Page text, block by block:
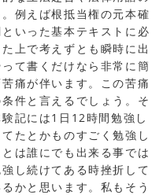
例えば根抵当権の元本確
いった基本テキストに必
上で考えずとも瞬時に出
て書くだけなら非常に簡
痛が伴います。この苦痛
件と言えるでしょう。そ
記には1日12時間勉強し
たとかものすごく勉強し
は誰にでも出来る事では
し続けてある時挫折して
かと思います。私もそう